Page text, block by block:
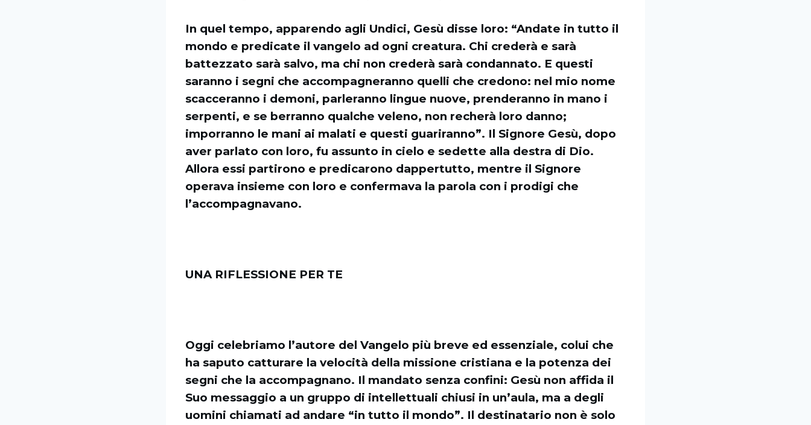
In quel tempo, apparendo agli Undici, Gesù disse loro: “Andate in tutto il
mondo e predicate il vangelo ad ogni creatura. Chi crederà e sarà
battezzato sarà salvo, ma chi non crederà sarà condannato. E questi
saranno i segni che accompagneranno quelli che credono: nel mio nome
scacceranno i demoni, parleranno lingue nuove, prenderanno in mano i
serpenti, e se berranno qualche veleno, non recherà loro danno;
imporranno le mani ai malati e questi guariranno”. Il Signore Gesù, dopo
aver parlato con loro, fu assunto in cielo e sedette alla destra di Dio.
Allora essi partirono e predicarono dappertutto, mentre il Signore
operava insieme con loro e confermava la parola con i prodigi che
l’accompagnavano.
UNA RIFLESSIONE PER TE
Oggi celebriamo l’autore del Vangelo più breve ed essenziale, colui che
ha saputo catturare la velocità della missione cristiana e la potenza dei
segni che la accompagnano. Il mandato senza confini: Gesù non affida il
Suo messaggio a un gruppo di intellettuali chiusi in un’aula, ma a degli
uomini chiamati ad andare “in tutto il mondo”. Il destinatario non è solo